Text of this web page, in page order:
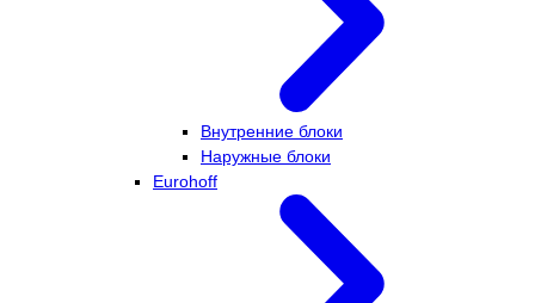
Внутренние блоки
Наружные блоки
Eurohoff